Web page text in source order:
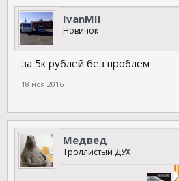
IvanMII
Новичок
за 5к рублей без проблем
18 ноя 2016
Медвед
Троллистый ДУХ